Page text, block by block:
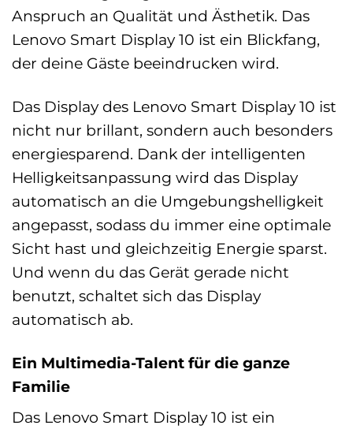
Anspruch an Qualität und Ästhetik. Das
Lenovo Smart Display 10 ist ein Blickfang,
der deine Gäste beeindrucken wird.
Das Display des Lenovo Smart Display 10 ist
nicht nur brillant, sondern auch besonders
energiesparend. Dank der intelligenten
Helligkeitsanpassung wird das Display
automatisch an die Umgebungshelligkeit
angepasst, sodass du immer eine optimale
Sicht hast und gleichzeitig Energie sparst.
Und wenn du das Gerät gerade nicht
benutzt, schaltet sich das Display
automatisch ab.
Ein Multimedia-Talent für die ganze
Familie
Das Lenovo Smart Display 10 ist ein